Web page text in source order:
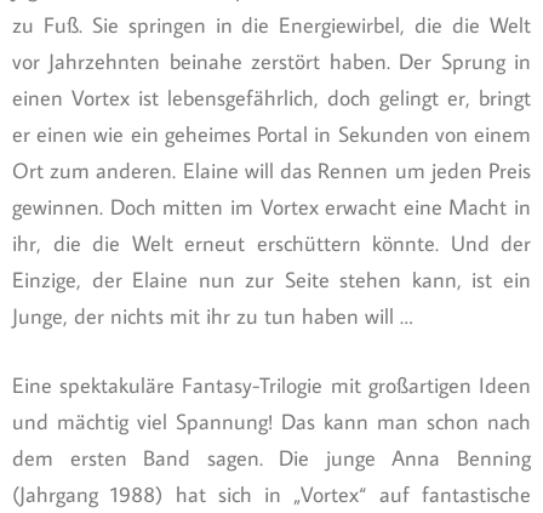
zu Fuß. Sie springen in die Energiewirbel, die die Welt
vor Jahrzehnten beinahe zerstört haben. Der Sprung in
einen Vortex ist lebensgefährlich, doch gelingt er, bringt
er einen wie ein geheimes Portal in Sekunden von einem
Ort zum anderen. Elaine will das Rennen um jeden Preis
gewinnen. Doch mitten im Vortex erwacht eine Macht in
ihr, die die Welt erneut erschüttern könnte. Und der
Einzige, der Elaine nun zur Seite stehen kann, ist ein
Junge, der nichts mit ihr zu tun haben will …
Eine spektakuläre Fantasy-Trilogie mit großartigen Ideen
und mächtig viel Spannung! Das kann man schon nach
dem ersten Band sagen. Die junge Anna Benning
(Jahrgang 1988) hat sich in „Vortex“ auf fantastische